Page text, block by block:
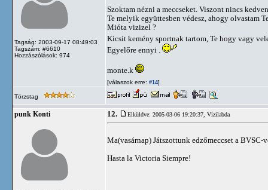
Tagság: 2003-09-17 08:49:03
Tagszám: #6610
Hozzászólások: 974
Szoktam nézni a meccseket. Viszont nincs
Te melyik együttesben védesz, ahogy olvastam
Mióta vizizel ?
Kicsit kemény sportnak tartom, Te hogy vagy
Egyelőre ennyi .
monte.k
[válaszok erre: #14]
Törzstag
punk Konti 12. Elküldve: 2005-03-06 19:20:37, Vízilabda
Ma(vasárnap) Játszottunk edzőmeccset a
Hasta la Victoria Siempre!